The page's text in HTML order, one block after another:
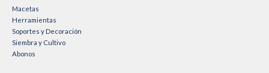
Macetas
Herramientas
Soportes y Decoración
Siembra y Cultivo
Abonos